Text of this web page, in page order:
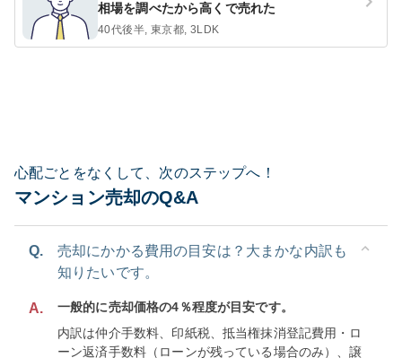
相場を調べたから高くで売れた
40代後半, 東京都, 3LDK
心配ごとをなくして、次のステップへ！
マンション売却のQ&A
Q.
売却にかかる費用の目安は？大まかな内訳も
知りたいです。
A.
一般的に売却価格の4％程度が目安です。
内訳は仲介手数料、印紙税、抵当権抹消登記費用・ロ
ーン返済手数料（ローンが残っている場合のみ）、譲